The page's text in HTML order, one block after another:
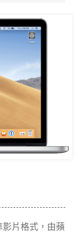
片格式，由蘋